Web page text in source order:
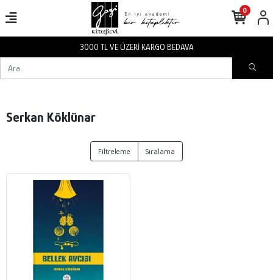
3000 TL VE ÜZERİ KARGO BEDAVA
0
Serkan Köklünar
Filtreleme Sıralama